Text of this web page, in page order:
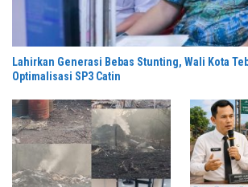
Lahirkan Generasi Bebas Stunting, Wali Kota
Optimalisasi SP3 Catin